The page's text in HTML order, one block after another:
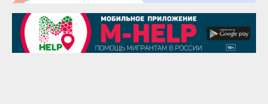
Надежда Рослова
1 сентября
Гали Хасанов